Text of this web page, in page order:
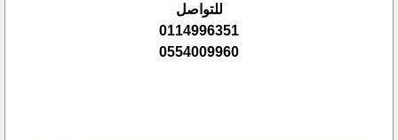
للتواصل
0114996351
0554009960